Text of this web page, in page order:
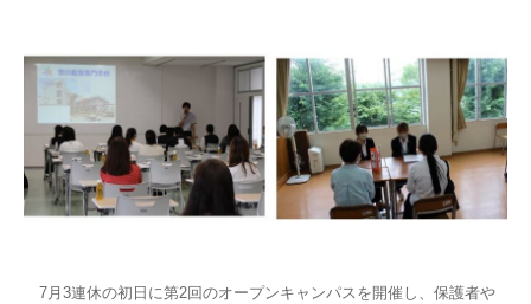
7月3連休の初日に第2回のオープンキャンパスを開催し、保護者や
情報公開
同窓会